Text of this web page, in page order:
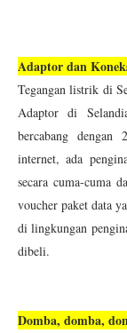
Adaptor dan
Tegangan listrik di
Adaptor di
bercabang
internet, ada
secara cuma-cuma
voucher paket data
di lingkungan
dibeli.
Domba, domba,